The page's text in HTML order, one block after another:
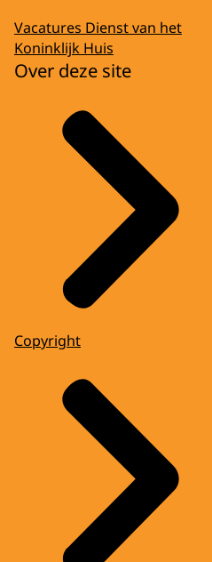
Vacatures Dienst van het
Koninklijk Huis
Over deze site
Copyright